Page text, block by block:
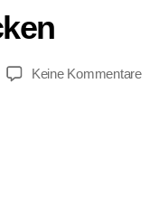
Keine Kommentarezu